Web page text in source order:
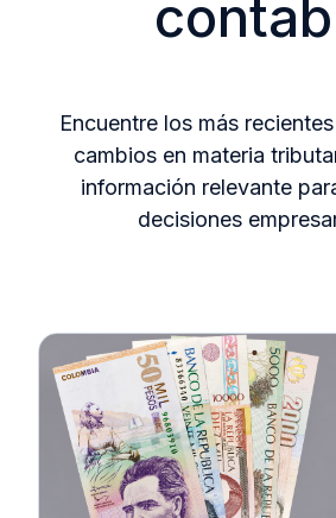
Encuentre los más
cambios en materia
información relevante
decisiones